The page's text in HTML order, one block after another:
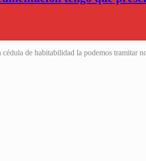
de habitabilidad la podemos tramitar